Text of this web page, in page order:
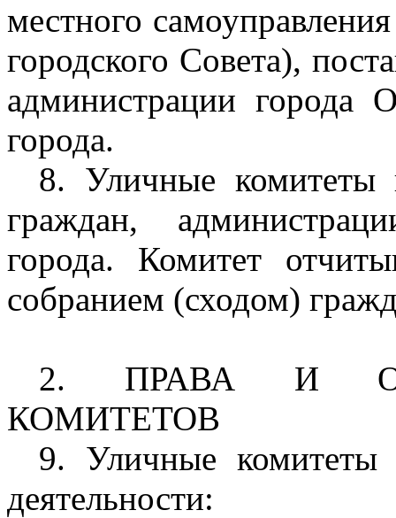
местного
городского Совета),
администрации города
города.
8. Уличные комитеты
граждан,
города. Комитет
собранием (сходом)
2. ПРАВА И
КОМИТЕТОВ
9. Уличные комитеты
деятельности: